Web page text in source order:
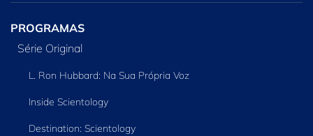
PROGRAMAS
Série Original
L. Ron Hubbard: Na Sua Própria Voz
Inside Scientology
Destination: Scientology